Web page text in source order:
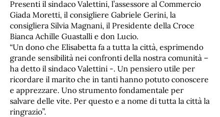
Presenti il sindaco Valettini, l’assessore al Commercio
Giada Moretti, il consigliere Gabriele Gerini, la
consigliera Silvia Magnani, il Presidente della Croce
Bianca Achille Guastalli e don Lucio.
“Un dono che Elisabetta fa a tutta la città, esprimendo
grande sensibilità nei confronti della nostra comunità –
ha detto il sindaco Valettini -. Un pensiero utile per
ricordare il marito che in tanti hanno potuto conoscere
e apprezzare. Uno strumento fondamentale per
salvare delle vite. Per questo e a nome di tutta la città la
ringrazio”.